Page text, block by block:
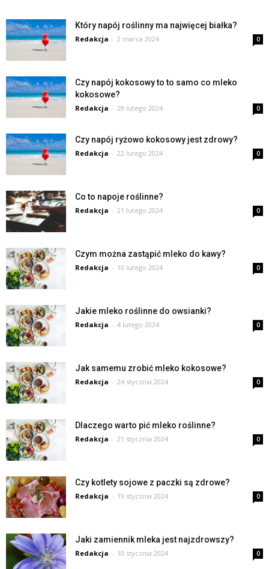
Który napój roślinny ma najwięcej białka?
Redakcja - 2 marca 2024 0
Czy napój kokosowy to to samo co mleko
kokosowe?
Redakcja - 29 lutego 2024 0
Czy napój ryżowo kokosowy jest zdrowy?
Redakcja - 22 lutego 2024 0
Co to napoje roślinne?
Redakcja - 21 lutego 2024 0
Czym można zastąpić mleko do kawy?
Redakcja - 10 lutego 2024 0
Jakie mleko roślinne do owsianki?
Redakcja - 4 lutego 2024 0
Jak samemu zrobić mleko kokosowe?
Redakcja - 24 stycznia 2024 0
Dlaczego warto pić mleko roślinne?
Redakcja - 21 stycznia 2024 0
Czy kotlety sojowe z paczki są zdrowe?
Redakcja - 19 stycznia 2024 0
Jaki zamiennik mleka jest najzdrowszy?
Redakcja - 10 stycznia 2024 0